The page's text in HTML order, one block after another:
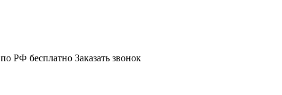
РФ бесплатно Заказать звонок